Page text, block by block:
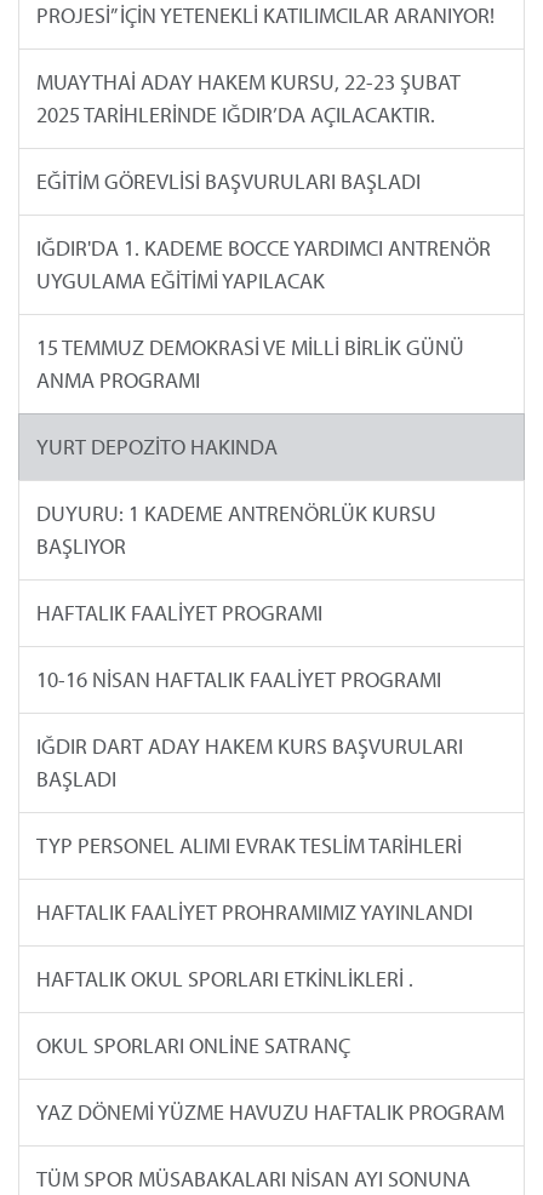
PROJESİ” İÇİN YETENEKLİ KATILIMCILAR ARANIYOR!
MUAYTHAİ ADAY HAKEM KURSU, 22-23 ŞUBAT
2025 TARİHLERİNDE IĞDIR’DA AÇILACAKTIR.
EĞİTİM GÖREVLİSİ BAŞVURULARI BAŞLADI
IĞDIR'DA 1. KADEME BOCCE YARDIMCI ANTRENÖR
UYGULAMA EĞİTİMİ YAPILACAK
15 TEMMUZ DEMOKRASİ VE MİLLİ BİRLİK GÜNÜ
ANMA PROGRAMI
YURT DEPOZİTO HAKINDA
DUYURU: 1 KADEME ANTRENÖRLÜK KURSU
BAŞLIYOR
HAFTALIK FAALİYET PROGRAMI
10-16 NİSAN HAFTALIK FAALİYET PROGRAMI
IĞDIR DART ADAY HAKEM KURS BAŞVURULARI
BAŞLADI
TYP PERSONEL ALIMI EVRAK TESLİM TARİHLERİ
HAFTALIK FAALİYET PROHRAMIMIZ YAYINLANDI
HAFTALIK OKUL SPORLARI ETKİNLİKLERİ .
OKUL SPORLARI ONLİNE SATRANÇ
YAZ DÖNEMİ YÜZME HAVUZU HAFTALIK PROGRAM
TÜM SPOR MÜSABAKALARI NİSAN AYI SONUNA